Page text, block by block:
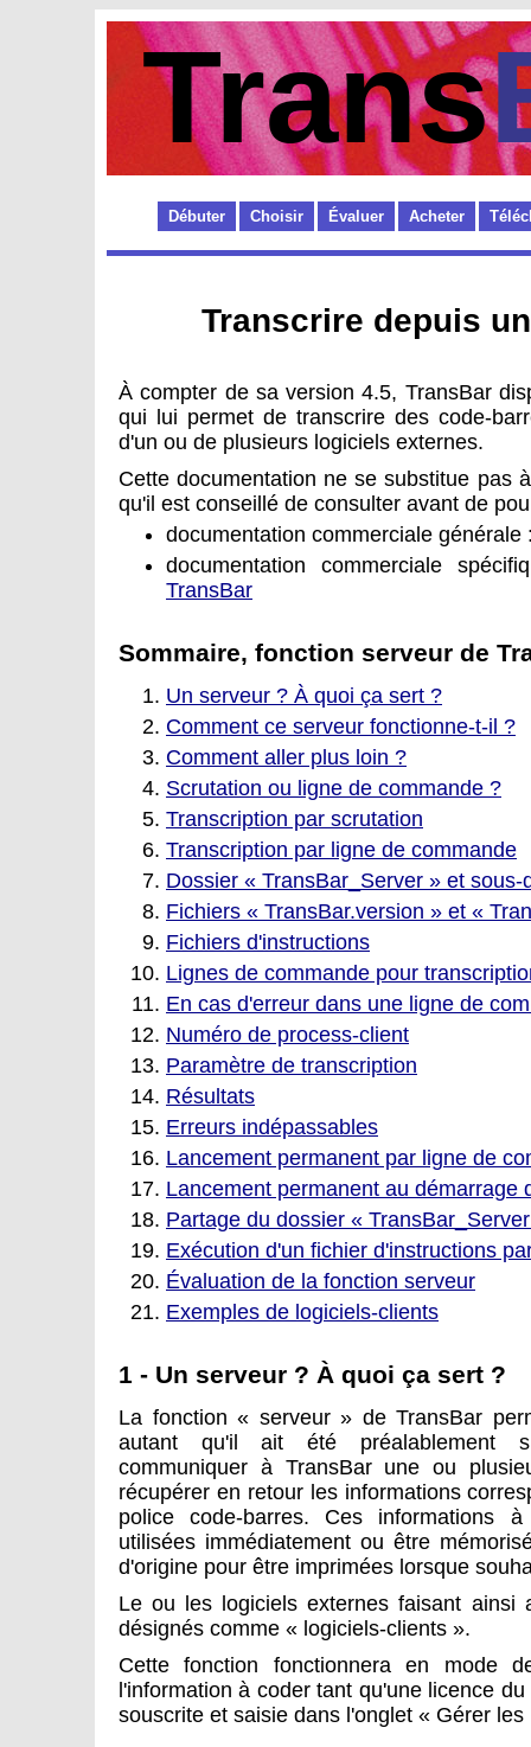
Trans
Débuter Choisir Évaluer Acheter
Transcrire depuis
À compter de sa version 4.5, TransBar
qui lui permet de transcrire des code-
d'un ou de plusieurs logiciels externes.
Cette documentation ne se substitue pas
qu'il est conseillé de consulter avant de
documentation commerciale
documentation commerciale
TransBar
Sommaire, fonction serveur de
Un serveur ? À quoi ça sert ?
Comment ce serveur fonctionne-t-il ?
Comment aller plus loin ?
Scrutation ou ligne de commande ?
Transcription par scrutation
Transcription par ligne de commande
Dossier « TransBar_Server » et sous-
Fichiers « TransBar.version » et «
Fichiers d'instructions
Lignes de commande pour
En cas d'erreur dans une ligne de
Numéro de process-client
Paramètre de transcription
Résultats
Erreurs indépassables
Lancement permanent par ligne de
Lancement permanent au démarrage
Partage du dossier «
Exécution d'un fichier d'instructions
Évaluation de la fonction serveur
Exemples de logiciels-clients
1 - Un serveur ? À quoi ça sert ?
La fonction « serveur » de TransBar
autant qu'il ait été préalablement
communiquer à TransBar une ou
récupérer en retour les informations
police code-barres. Ces informations
utilisées immédiatement ou être
d'origine pour être imprimées lorsque
Le ou les logiciels externes faisant ainsi
désignés comme « logiciels-clients ».
Cette fonction fonctionnera en mode
l'information à coder tant qu'une licence
souscrite et saisie dans l'onglet « Gérer